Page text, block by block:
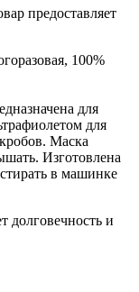
предоставляет
100%
для
для
Маска
Изготовлена
в машинке
долговечность и